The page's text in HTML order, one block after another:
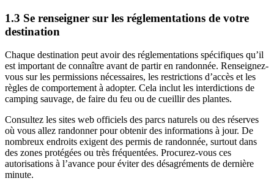
1.3 Se renseigner sur les réglementations de votre
destination
Chaque destination peut avoir des réglementations spécifiques qu’il
est important de connaître avant de partir en randonnée. Renseignez-
vous sur les permissions nécessaires, les restrictions d’accès et les
règles de comportement à adopter. Cela inclut les interdictions de
camping sauvage, de faire du feu ou de cueillir des plantes.
Consultez les sites web officiels des parcs naturels ou des réserves
où vous allez randonner pour obtenir des informations à jour. De
nombreux endroits exigent des permis de randonnée, surtout dans
des zones protégées ou très fréquentées. Procurez-vous ces
autorisations à l’avance pour éviter des désagréments de dernière
minute.